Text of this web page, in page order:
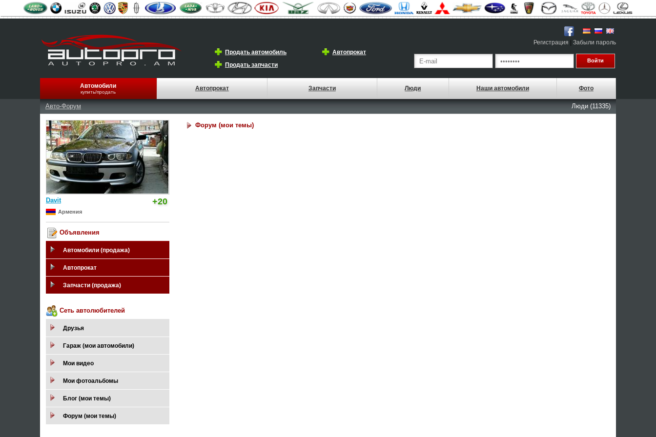
Продать автомобиль
Автопрокат
Продать запчасти
Регистрация Забыли пароль
Автомобили
купить/продать
Автопрокат Запчасти Люди Наши автомобили Фото
Авто-Форум Люди (11335)
Davit +20
Армения
Объявления
Автомобили (продажа)
Автопрокат
Запчасти (продажа)
Сеть автолюбителей
Друзья
Гараж (мои автомобили)
Мои видео
Мои фотоальбомы
Блог (мои темы)
Форум (мои темы)
Форум (мои темы)